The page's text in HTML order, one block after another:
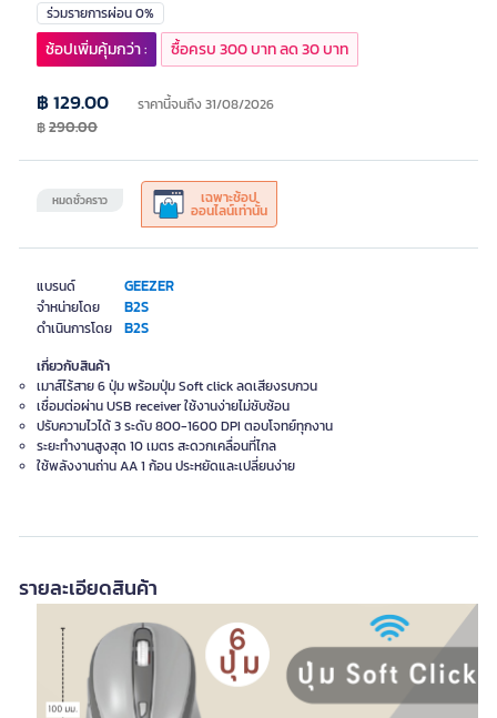
แบรนด์ GEEZER
จำหน่ายโดย B2S
ดำเนินการโดย B2S
ร่วมรายการผ่อน 0%
หมดชั่วคราว เฉพาะช้อป
ออนไลน์เท่านั้น
฿ 129.00 ราคานี้จนถึง 31/08/2026
฿290.00
ช้อปเพิ่มคุ้มกว่า : ซื้อครบ 300 บาท ลด 30 บาท
เกี่ยวกับสินค้า
เมาส์ไร้สาย 6 ปุ่ม พร้อมปุ่ม Soft click ลดเสียงรบกวน
เชื่อมต่อผ่าน USB receiver ใช้งานง่ายไม่ซับซ้อน
ปรับความไวได้ 3 ระดับ 800-1600 DPI ตอบโจทย์ทุกงาน
ระยะทำงานสูงสุด 10 เมตร สะดวกเคลื่อนที่ไกล
ใช้พลังงานถ่าน AA 1 ก้อน ประหยัดและเปลี่ยนง่าย
รายละเอียดสินค้า